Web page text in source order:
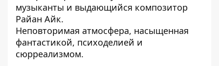
музыканты и выдающийся композитор
Райан Айк.
Неповторимая атмосфера, насыщенная
фантастикой, психоделией и
сюрреализмом.